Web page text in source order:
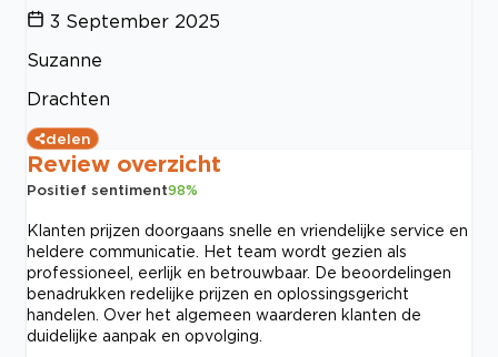
3 September 2025
Suzanne
Drachten
delen
Review overzicht
Positief sentiment98%
Klanten prijzen doorgaans snelle en vriendelijke service en
heldere communicatie. Het team wordt gezien als
professioneel, eerlijk en betrouwbaar. De beoordelingen
benadrukken redelijke prijzen en oplossingsgericht
handelen. Over het algemeen waarderen klanten de
duidelijke aanpak en opvolging.